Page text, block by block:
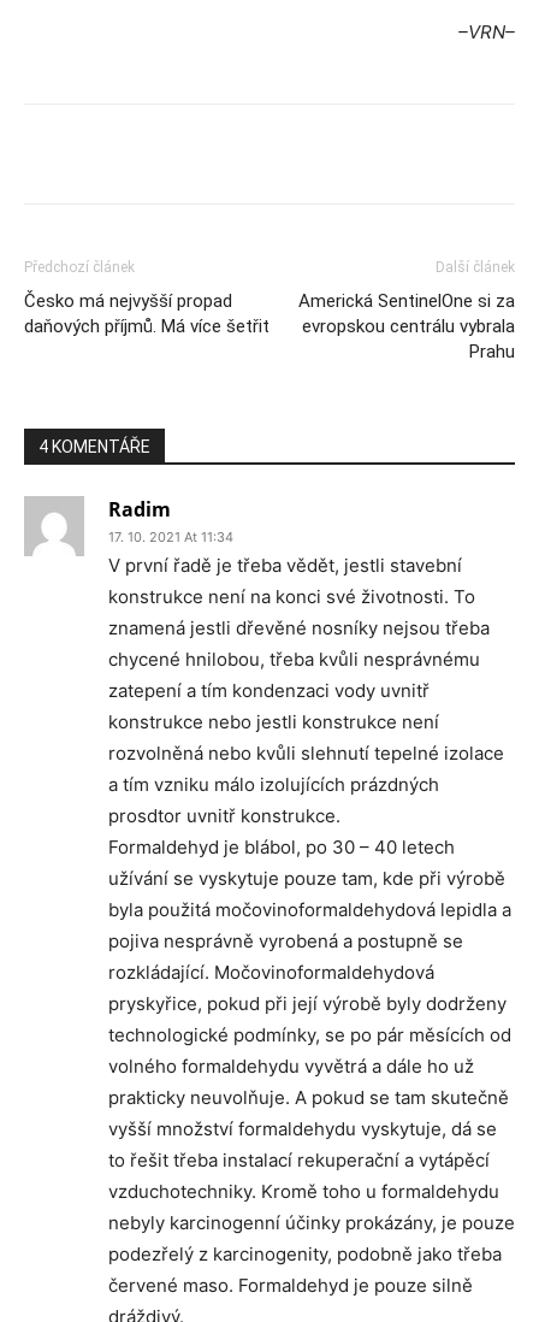
–VRN–
Předchozí článek
Česko má nejvyšší propad
daňových příjmů. Má více šetřit
Další článek
Americká SentinelOne si za
evropskou centrálu vybrala
Prahu
4 KOMENTÁŘE
Radim
17. 10. 2021 At 11:34
V první řadě je třeba vědět, jestli stavební
konstrukce není na konci své životnosti. To
znamená jestli dřevěné nosníky nejsou třeba
chycené hnilobou, třeba kvůli nesprávnému
zatepení a tím kondenzaci vody uvnitř
konstrukce nebo jestli konstrukce není
rozvolněná nebo kvůli slehnutí tepelné izolace
a tím vzniku málo izolujících prázdných
prosdtor uvnitř konstrukce.
Formaldehyd je blábol, po 30 – 40 letech
užívání se vyskytuje pouze tam, kde při výrobě
byla použitá močovinoformaldehydová lepidla a
pojiva nesprávně vyrobená a postupně se
rozkládající. Močovinoformaldehydová
pryskyřice, pokud při její výrobě byly dodrženy
technologické podmínky, se po pár měsících od
volného formaldehydu vyvětrá a dále ho už
prakticky neuvolňuje. A pokud se tam skutečně
vyšší množství formaldehydu vyskytuje, dá se
to řešit třeba instalací rekuperační a vytápěcí
vzduchotechniky. Kromě toho u formaldehydu
nebyly karcinogenní účinky prokázány, je pouze
podezřelý z karcinogenity, podobně jako třeba
červené maso. Formaldehyd je pouze silně
dráždivý.